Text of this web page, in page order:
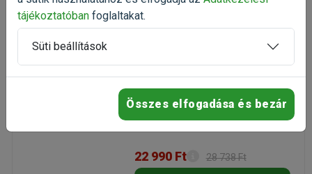
testsúlyt kontrolláló gabonamentes
táp
(5)
Gyártó:N&D
Raktáron
22 990 Ft 28 738 Ft
tájékoztatóban foglaltakat.
Süti beállítások
Összes elfogadása és bezár